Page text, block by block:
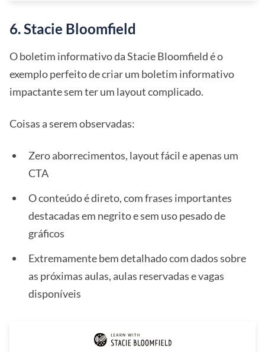
6. Stacie Bloomfield
O boletim informativo da Stacie Bloomfield é o
exemplo perfeito de criar um boletim informativo
impactante sem ter um layout complicado.
Coisas a serem observadas:
Zero aborrecimentos, layout fácil e apenas um
CTA
O conteúdo é direto, com frases importantes
destacadas em negrito e sem uso pesado de
gráficos
Extremamente bem detalhado com dados sobre
as próximas aulas, aulas reservadas e vagas
disponíveis